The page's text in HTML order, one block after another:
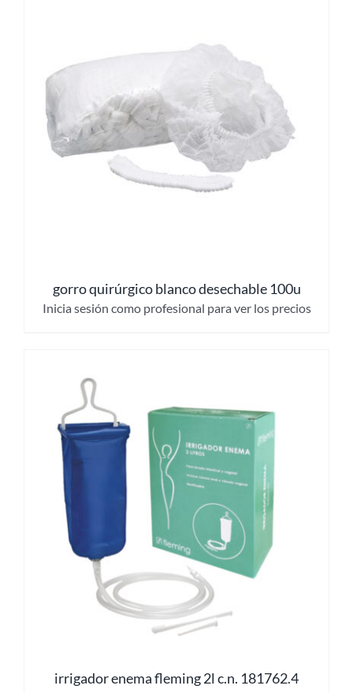
gorro quirúrgico blanco desechable 100u
Inicia sesión como profesional para ver los precios
irrigador enema fleming 2l c.n. 181762.4